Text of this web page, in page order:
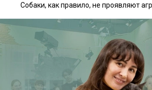
Собаки, как правило, не проявляют